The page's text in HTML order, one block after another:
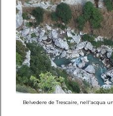
Belvedere de Trescaire, nell'acqua